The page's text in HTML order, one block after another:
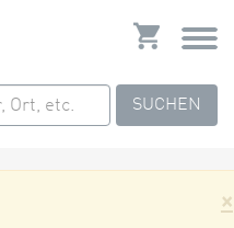
SUCHEN
×